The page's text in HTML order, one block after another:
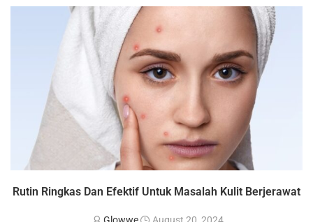
meredakan keradangan …
Rutin Ringkas Dan Efektif Untuk Masalah Kulit Berjerawat